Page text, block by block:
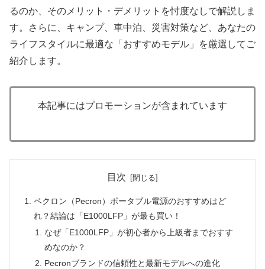
るのか、そのメリット・デメリットを忖度なしで解説しま
す。さらに、キャンプ、車中泊、災害対策など、あなたの
ライフスタイルに最適な「おすすめモデル」を厳選してご
紹介します。
本記事にはプロモーションが含まれています
目次
ペクロン（Pecron）ポータブル電源のおすすめはど
れ？結論は「E1000LFP」が最も買い！
なぜ「E1000LFP」が初心者から上級者までおすす
めなのか？
Pecronブランドの信頼性と最新モデルへの進化